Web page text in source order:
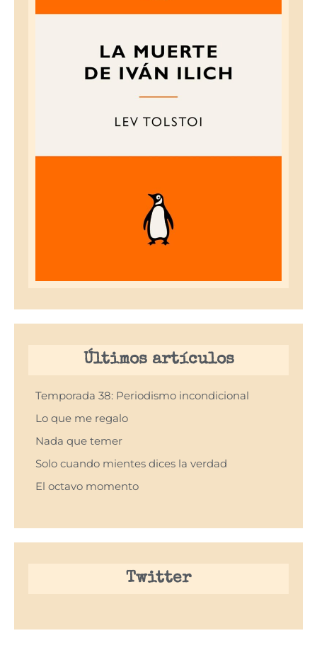
Últimos artículos
Temporada 38: Periodismo incondicional
Lo que me regalo
Nada que temer
Solo cuando mientes dices la verdad
El octavo momento
Twitter